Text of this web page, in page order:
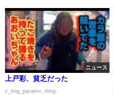
ニュース
上戸彩、貧乏だった
c_img_param=; //img-